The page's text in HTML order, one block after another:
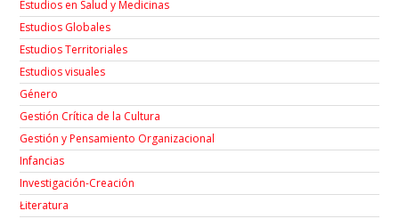
Estudios en Salud y Medicinas
Estudios Globales
Estudios Territoriales
Estudios visuales
Género
Gestión Crítica de la Cultura
Gestión y Pensamiento Organizacional
Infancias
Investigación-Creación
Łiteratura